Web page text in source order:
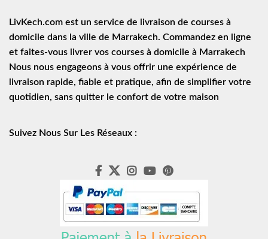
LivKech.com est un service de
livraison de courses à
domicile dans la ville de Marrakech. Commandez en ligne
et faites-vous livrer vos courses à domicile à Marrakech
Nous nous engageons à vous offrir une expérience de
livraison rapide, fiable et pratique, afin de simplifier votre
quotidien, sans quitter le confort de votre maison
Suivez Nous Sur Les Réseaux :